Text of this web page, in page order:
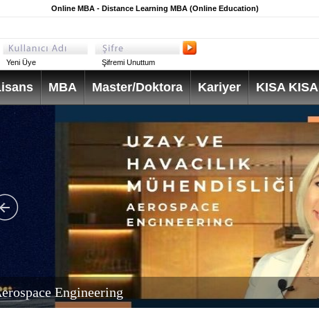
Online MBA - Distance Learning MBA (Online Education)
Yeni Üye Şifremi Unuttum
MBA Master/Doktora Kariyer KISA KISA
Engineering